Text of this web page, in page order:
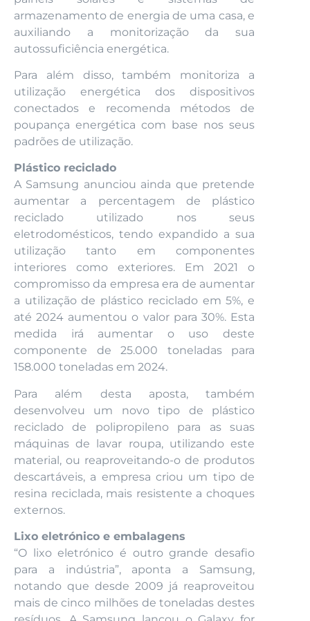
armazenamento de energia de uma casa, e
auxiliando a monitorização da sua
autossuficiência energética.
Para além disso, também monitoriza a
utilização energética dos dispositivos
conectados e recomenda métodos de
poupança energética com base nos seus
padrões de utilização.
Plástico reciclado
A Samsung anunciou ainda que pretende
aumentar a percentagem de plástico
reciclado utilizado nos seus
eletrodomésticos, tendo expandido a sua
utilização tanto em componentes
interiores como exteriores. Em 2021 o
compromisso da empresa era de aumentar
a utilização de plástico reciclado em 5%, e
até 2024 aumentou o valor para 30%. Esta
medida irá aumentar o uso deste
componente de 25.000 toneladas para
158.000 toneladas em 2024.
Para além desta aposta, também
desenvolveu um novo tipo de plástico
reciclado de polipropileno para as suas
máquinas de lavar roupa, utilizando este
material, ou reaproveitando-o de produtos
descartáveis, a empresa criou um tipo de
resina reciclada, mais resistente a choques
externos.
Lixo eletrónico e embalagens
“O lixo eletrónico é outro grande desafio
para a indústria”, aponta a Samsung,
notando que desde 2009 já reaproveitou
mais de cinco milhões de toneladas destes